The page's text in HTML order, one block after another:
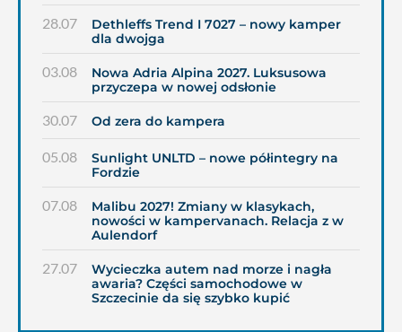
28.07
Dethleffs Trend I 7027 – nowy kamper
dla dwojga
03.08
Nowa Adria Alpina 2027. Luksusowa
przyczepa w nowej odsłonie
30.07 Od zera do kampera
05.08
Sunlight UNLTD – nowe półintegry na
Fordzie
07.08
Malibu 2027! Zmiany w klasykach,
nowości w kampervanach. Relacja z w
Aulendorf
27.07
Wycieczka autem nad morze i nagła
awaria? Części samochodowe w
Szczecinie da się szybko kupić